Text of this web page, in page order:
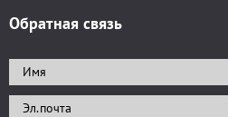
Обратная связь